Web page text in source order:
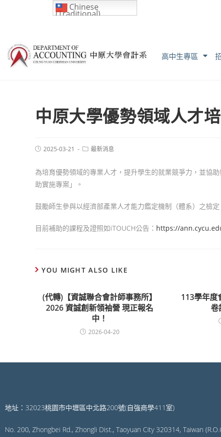
高中生專區
中原大學優勢領域人才
2025-03-21 最新消息
為培育優勢領域的專業人才，提升學生的就業競爭力，並協
助實施專案」。
鼓勵師生參與以經濟部產業人才能力鑑定機制（體系）之檢
目前補助的課程及證照如iTOUCH公告： https://
YOU MIGHT ALSO LIKE
(代轉)【資誠聯合會計師事務所】
2026 資誠創新領袖營 現正報名
中！
2026-04-20
113學年度
卷
地址：32023桃園市中壢區中北路200號(自強商學411室)
No. 200, Zhongbei Rd., Zhongli Dist., Taoyuan City 320314, Taiwan
Chinese
(Traditional)